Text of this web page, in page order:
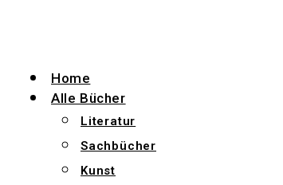
Home
Alle Bücher
Literatur
Sachbücher
Kunst